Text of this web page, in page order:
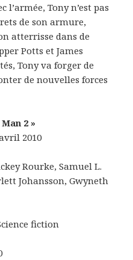
l’armée, Tony n’est pas
de son armure,
atterrisse dans de
Potts et James
Tony va forger de
de nouvelles forces
2 »
2010
Rourke, Samuel L.
Johansson, Gwyneth
fiction